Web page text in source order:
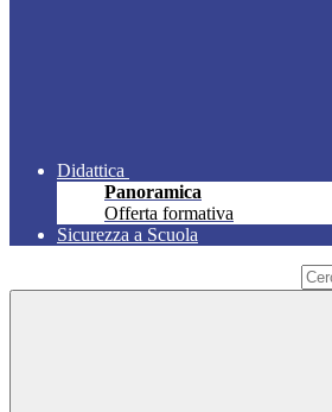
Didattica
Panoramica
Offerta formativa
Sicurezza a Scuola